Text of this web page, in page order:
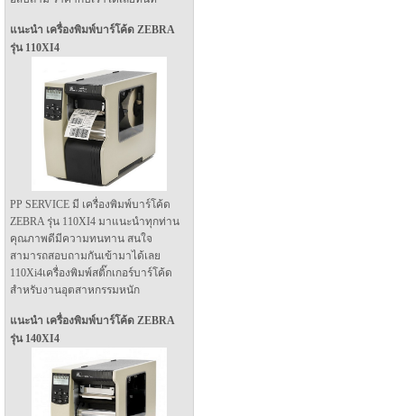
แนะนำ เครื่องพิมพ์บาร์โค้ด ZEBRA
รุ่น 110XI4
PP SERVICE มี เครื่องพิมพ์บาร์โค้ด
ZEBRA รุ่น 110XI4 มาแนะนำทุกท่าน
คุณภาพดีมีความทนทาน สนใจ
สามารถสอบถามกันเข้ามาได้เลย
110Xi4เครื่องพิมพ์สติ๊กเกอร์บาร์โค้ด
สำหรับงานอุตสาหกรรมหนัก
แนะนำ เครื่องพิมพ์บาร์โค้ด ZEBRA
รุ่น 140XI4